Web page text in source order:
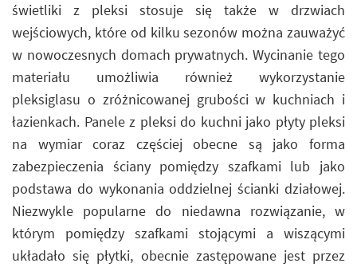
świetliki z pleksi stosuje się także w drzwiach
wejściowych, które od kilku sezonów można zauważyć
w nowoczesnych domach prywatnych. Wycinanie tego
materiału umożliwia również wykorzystanie
pleksiglasu o zróżnicowanej grubości w kuchniach i
łazienkach. Panele z pleksi do kuchni jako płyty pleksi
na wymiar coraz częściej obecne są jako forma
zabezpieczenia ściany pomiędzy szafkami lub jako
podstawa do wykonania oddzielnej ścianki działowej.
Niezwykle popularne do niedawna rozwiązanie, w
którym pomiędzy szafkami stojącymi a wiszącymi
układało się płytki, obecnie zastępowane jest przez